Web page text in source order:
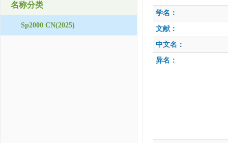
名称分类
Sp2000 CN(2025)
学名：
文献：
中文名：
异名：